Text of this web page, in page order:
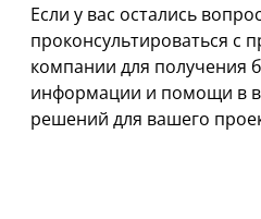
Если у вас остались
проконсультироваться с
компании для получения
информации и помощи в
решений для вашего